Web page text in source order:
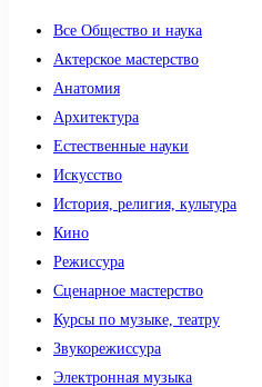
Все Общество и наука
Актерское мастерство
Анатомия
Архитектура
Естественные науки
Искусство
История, религия, культура
Кино
Режиссура
Сценарное мастерство
Курсы по музыке, театру
Звукорежиссура
Электронная музыка